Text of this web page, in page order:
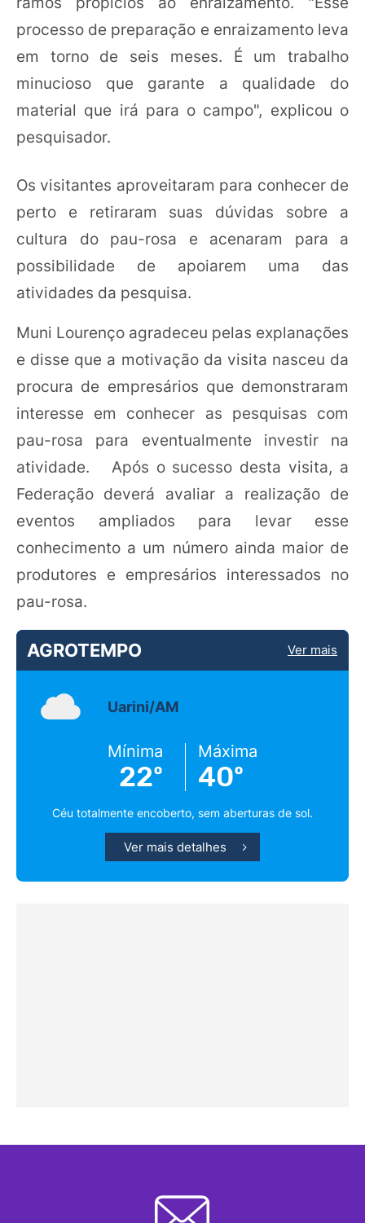
processo de preparação e enraizamento leva
em torno de seis meses. É um trabalho
minucioso que garante a qualidade do
material que irá para o campo", explicou o
pesquisador.
Os visitantes aproveitaram para conhecer de
perto e retiraram suas dúvidas sobre a
cultura do pau-rosa e acenaram para a
possibilidade de apoiarem uma das
atividades da pesquisa.
Muni Lourenço agradeceu pelas explanações
e disse que a motivação da visita nasceu da
procura de empresários que demonstraram
interesse em conhecer as pesquisas com
pau-rosa para eventualmente investir na
atividade. Após o sucesso desta visita, a
Federação deverá avaliar a realização de
eventos ampliados para levar esse
conhecimento a um número ainda maior de
produtores e empresários interessados no
pau-rosa.
AGROTEMPO Ver mais
Uarini/AM
Mínima
22º
Máxima
40º
Céu totalmente encoberto, sem aberturas de sol.
Ver mais detalhes